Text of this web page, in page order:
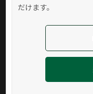
だけます。